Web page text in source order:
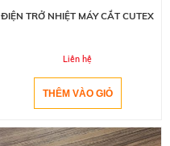
ĐIỆN TRỞ NHIỆT MÁY CẮT CUTEX
Liên hệ